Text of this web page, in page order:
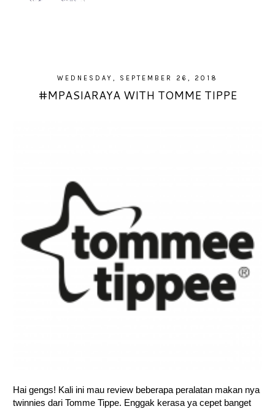
WEDNESDAY, SEPTEMBER 26, 2018
#MPASIARAYA WITH TOMME TIPPE
Hai gengs! Kali ini mau review beberapa peralatan makan nya
twinnies dari Tomme Tippe. Enggak kerasa ya cepet banget